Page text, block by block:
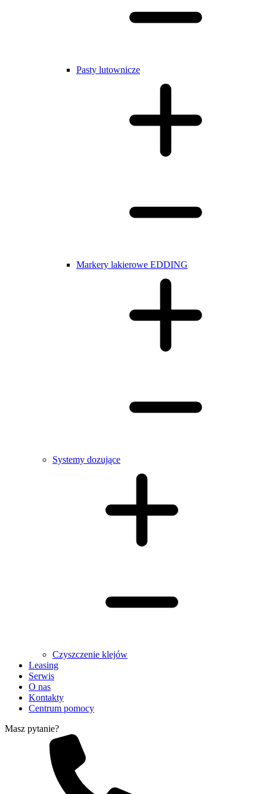
Pasty lutownicze
Markery lakierowe EDDING
Systemy dozujące
Czyszczenie klejów
Leasing
Serwis
O nas
Kontakty
Centrum pomocy
Masz pytanie?